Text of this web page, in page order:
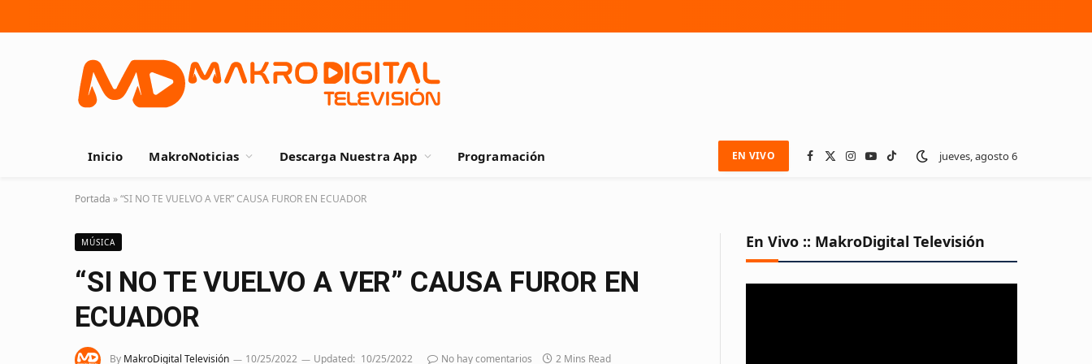
Inicio MakroNoticias Descarga Nuestra App Programación EN VIVO Facebook
X
Instagram
YouTube
TikTok jueves, agosto 6
Portada »“SI NO TE VUELVO A VER” CAUSA FUROR EN ECUADOR
MÚSICA
“SI NO TE VUELVO A VER” CAUSA FUROR EN
ECUADOR
By MakroDigital Televisión 10/25/2022 Updated: 10/25/2022 No hay comentarios 2 Mins Read
En Vivo :: MakroDigital Televisión